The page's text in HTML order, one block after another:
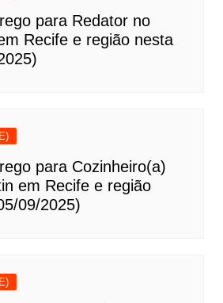
para Redator no
Recife e região nesta
para Cozinheiro(a)
em Recife e região
09/2025)